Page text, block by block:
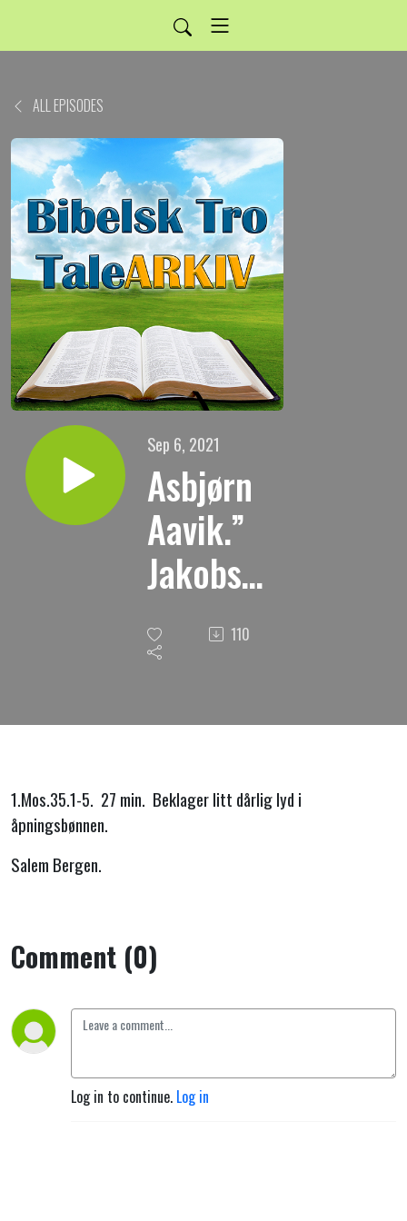
ALL EPISODES
Sep 6, 2021
Asbjørn
Aavik.”
Jakobs
Gud. Om
Jakobs
ledelse
110
1.Mos.35.1-5. 27 min. Beklager litt dårlig lyd i
åpningsbønnen.
Salem Bergen.
Comment (0)
Log in to continue. Log in